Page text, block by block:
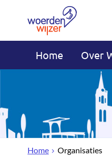
Home Over
Home Organisaties